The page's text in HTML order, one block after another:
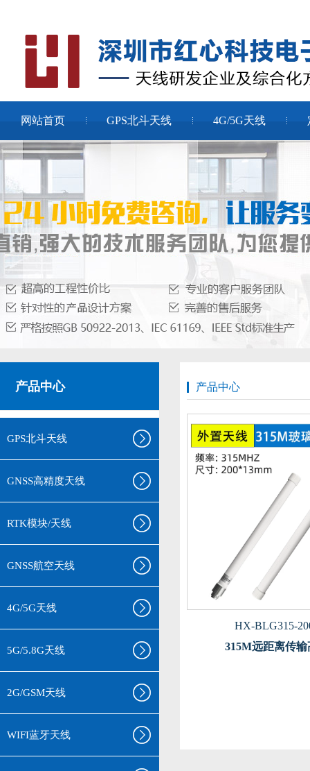
网站首页 GPS北斗天线 4G/5G天线
产品中心
GPS北斗天线
GNSS高精度天线
RTK模块/天线
GNSS航空天线
4G/5G天线
5G/5.8G天线
2G/GSM天线
WIFI蓝牙天线
产品中心
HX-BLG315-
315M远距离传